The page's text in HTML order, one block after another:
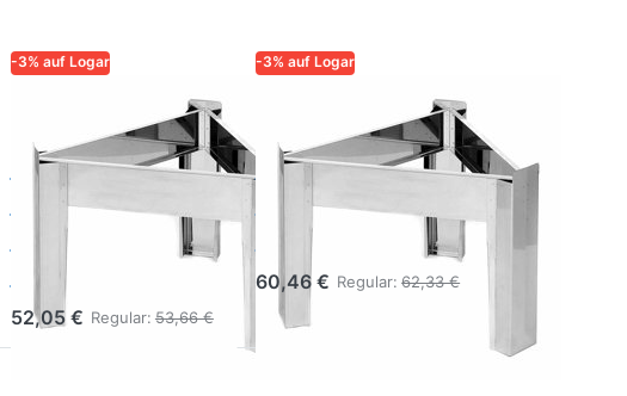
-3% auf Logar
LOGAR – QUALITÄT UND
ZUVERLÄSSIGKEIT FÜR
Logar Ständer
für Behälter Ø
40 cm,
Edelstahl
52,05 € Regular: 53,66 €
-3% auf Logar
LOGAR – QUALITÄT UND
ZUVERLÄSSIGKEIT FÜR
Logar Ständer
für Behälter Ø
47 cm
60,46 € Regular: 62,33 €